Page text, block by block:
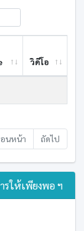
วิดีโอ
นหน้า
ถัดไป
ให้เพียงพอ ฯ